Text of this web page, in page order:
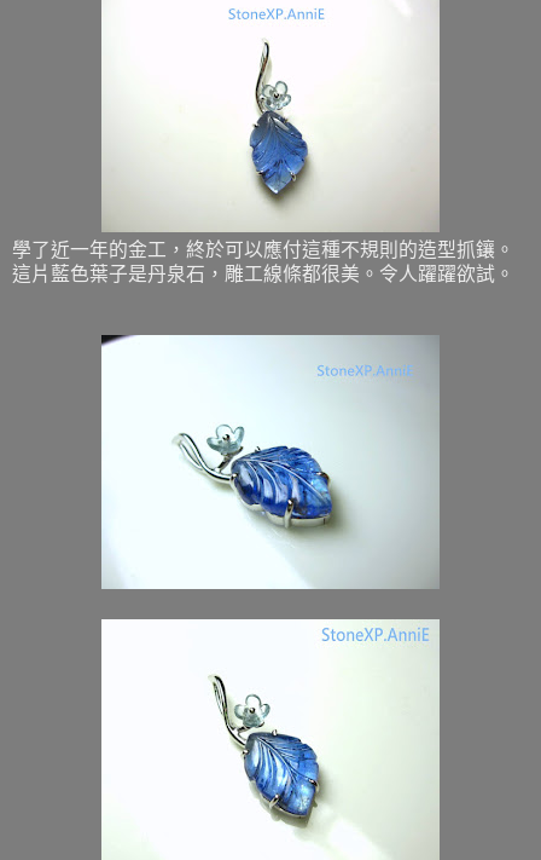
學了近一年的金工，終於可以應付這種不規則的造型抓鑲。
這片藍色葉子是丹泉石，雕工線條都很美。令人躍躍欲試。